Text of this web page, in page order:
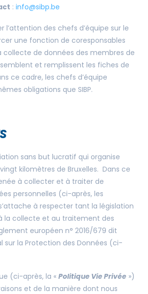
: info@sibp.be
l’attention des chefs d’équipe sur le
une fonction de coresponsables
collecte de données des membres de
et remplissent les fiches de
ce cadre, les chefs d’équipe
obligations que SIBP.
sans but lucratif qui organise
kilomètres de Bruxelles. Dans ce
à collecter et à traiter de
personnelles (ci-après, les
s’attache à respecter tant la législation
la collecte et au traitement des
européen n° 2016/679 dit
sur la Protection des Données (ci-
(ci-après, la « Politique Vie Privée »)
et de la manière dont nous